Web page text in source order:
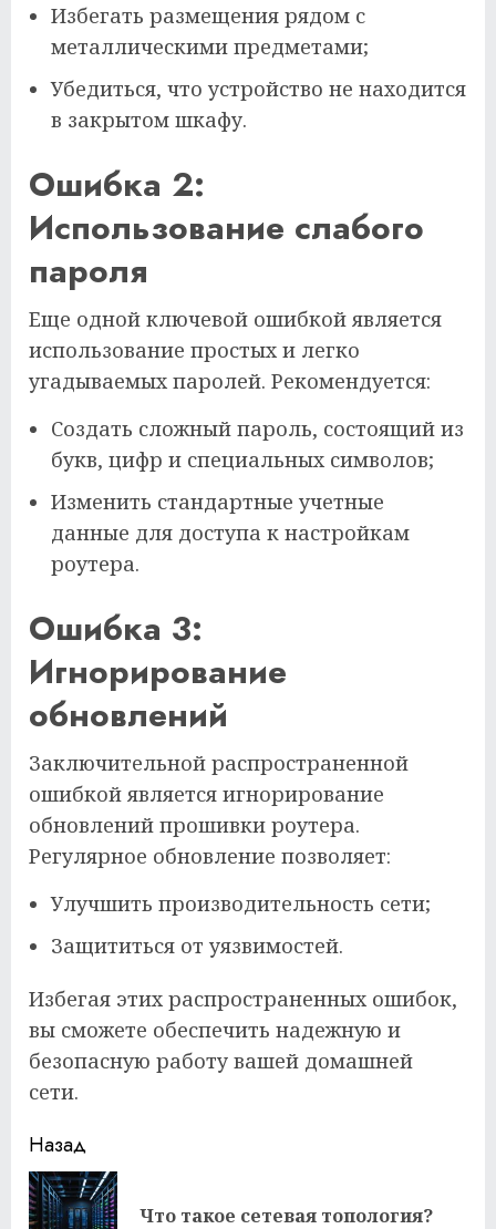
Избегать размещения рядом с
металлическими предметами;
Убедиться, что устройство не находится
в закрытом шкафу.
Ошибка 2:
Использование слабого
пароля
Еще одной ключевой ошибкой является
использование простых и легко
угадываемых паролей. Рекомендуется:
Создать сложный пароль, состоящий из
букв, цифр и специальных символов;
Изменить стандартные учетные
данные для доступа к настройкам
роутера.
Ошибка 3:
Игнорирование
обновлений
Заключительной распространенной
ошибкой является игнорирование
обновлений прошивки роутера.
Регулярное обновление позволяет:
Улучшить производительность сети;
Защититься от уязвимостей.
Избегая этих распространенных ошибок,
вы сможете обеспечить надежную и
безопасную работу вашей домашней
сети.
Продолжить
чтение
Назад
Что такое сетевая топология?